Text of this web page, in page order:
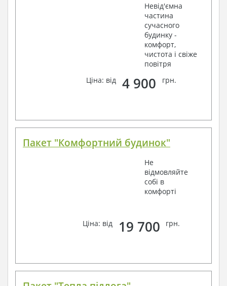
Невід'ємна
частина
сучасного
будинку -
комфорт,
чистота і свіже
повітря
Ціна: від
4 900 грн.
Пакет "Комфортний будинок"
Не
відмовляйте
собі в
комфорті
Ціна: від 19 700 грн.